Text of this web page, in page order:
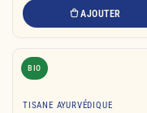
AJOUTER
BIO
TISANE AYURVÉDIQUE